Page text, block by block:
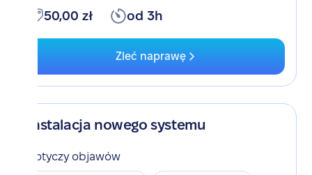
50,00 zł od 3h
Zleć naprawę
Instalacja nowego systemu
Dotyczy objawów